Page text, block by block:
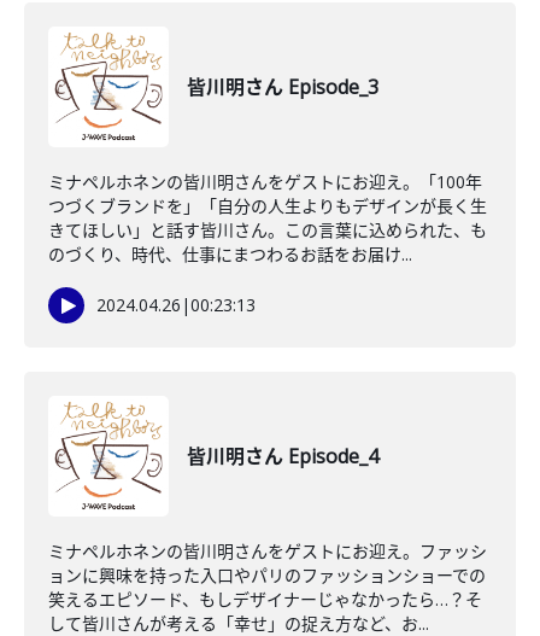
皆川明さん Episode_3
ミナペルホネンの皆川明さんをゲストにお迎え。「100年
つづくブランドを」「自分の人生よりもデザインが長く生
きてほしい」と話す皆川さん。この言葉に込められた、も
のづくり、時代、仕事にまつわるお話をお届け...
2024.04.26 |00:23:13
皆川明さん Episode_4
ミナペルホネンの皆川明さんをゲストにお迎え。ファッシ
ョンに興味を持った入口やパリのファッションショーでの
笑えるエピソード、もしデザイナーじゃなかったら…？そ
して皆川さんが考える「幸せ」の捉え方など、お...